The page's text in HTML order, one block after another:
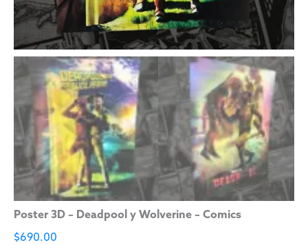
Poster 3D – Deadpool y Wolverine – Comics
$690.00